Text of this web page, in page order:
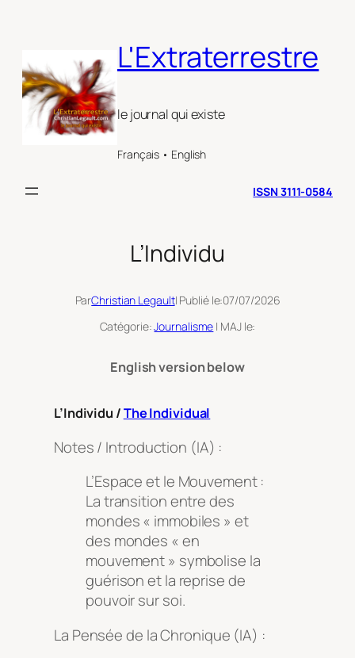
L'Extraterrestre
le journal qui existe
Français • English
ISSN 3111-0584
L’Individu
ParChristian Legault| Publié le:07/07/2026
Catégorie:Journalisme | MAJ le:
English version below
L’Individu /The Individual
Notes / Introduction (IA) :
L’Espace et le Mouvement :
La transition entre des
mondes « immobiles » et
des mondes « en
mouvement » symbolise la
guérison et la reprise de
pouvoir sur soi.
La Pensée de la Chronique (IA) :